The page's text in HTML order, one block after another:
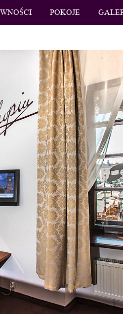
POKOJE